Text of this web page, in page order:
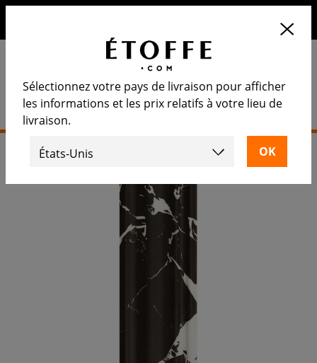
Sélectionnez votre pays de livraison pour afficher
les informations et les prix relatifs à votre lieu de
livraison.